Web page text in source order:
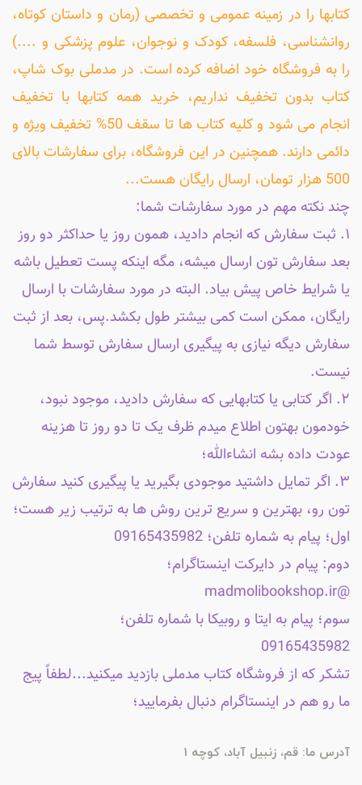
کتابها را در زمینه عمومی و تخصصی (رمان و داستان کوتاه،
روانشناسی، فلسفه، کودک و نوجوان، علوم پزشکی و ....)
را به فروشگاه خود اضافه کرده است. در مدملی بوک شاپ،
کتاب بدون تخفیف نداریم، خرید همه کتابها با تخفیف
انجام می شود و کلیه کتاب ها تا سقف 50% تخفیف ویژه و
دائمی دارند. همچنین در این فروشگاه، برای سفارشات بالای
500 هزار تومان، ارسال رایگان هست...
چند نکته مهم در مورد سفارشات شما:
۱. ثبت سفارش که انجام دادید، همون روز یا حداکثر دو روز
بعد سفارش تون ارسال میشه، مگه اینکه پست تعطیل باشه
یا شرایط خاص پیش بیاد. البته در مورد سفارشات با ارسال
رایگان، ممکن است کمی بیشتر طول بکشد.پس، بعد از ثبت
سفارش دیگه نیازی به پیگیری ارسال سفارش توسط شما
نیست.
۲. اگر کتابی یا کتابهایی که سفارش دادید، موجود نبود،
خودمون بهتون اطلاع میدم ظرف یک تا دو روز تا هزینه
عودت داده بشه انشاءالله؛
۳. اگر تمایل داشتید موجودی بگیرید یا پیگیری کنید سفارش
تون رو، بهترین و سریع ترین روش ها به ترتیب زیر هست؛
اول؛ پیام به شماره تلفن؛ 09165435982
دوم: پیام در دایرکت اینستاگرام؛
@madmolibookshop.ir
سوم؛ پیام به ایتا و روبیکا با شماره تلفن؛
09165435982
تشکر که از فروشگاه کتاب مدملی بازدید میکنید...لطفاً پیج
ما رو هم در اینستاگرام دنبال بفرمایید؛
آدرس ما: قم، زنبیل آباد، کوچه 1